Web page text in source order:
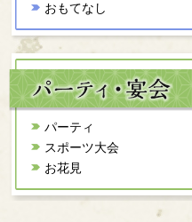
おもてなし
パーティ
スポーツ大会
お花見